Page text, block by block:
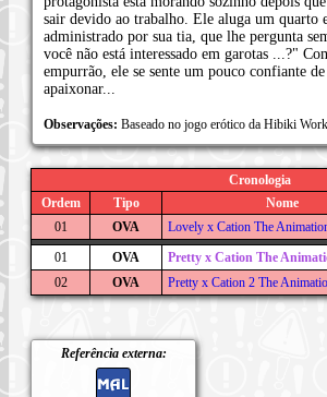
sair devido ao trabalho. Ele aluga um quarto
administrado por sua tia, que lhe pergunta
você não está interessado em garotas ...?"
empurrão, ele se sente um pouco confiante
apaixonar...
Observações: Baseado no jogo erótico da Hibiki
Cronologia
Ordem
Tipo Nome
01
OVA Lovely x Cation The
01
OVA Pretty x Cation The
02
OVA Pretty x Cation 2 The
Referência externa: